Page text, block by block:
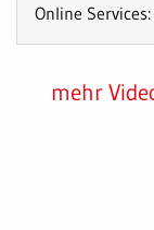
Online
mehr